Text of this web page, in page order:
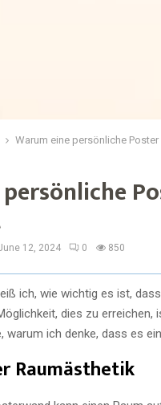
Warum eine persönliche
12, 2024 0 850
ich, wie wichtig es ist,
dies zu
warum ich denke, dass es
Raumästhetik